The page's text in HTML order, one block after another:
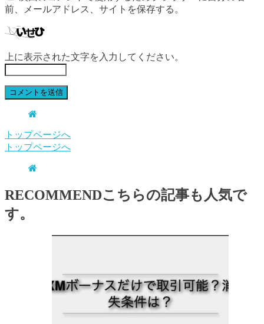
前、メールアドレス、サイトを保存する。
上に表示された文字を入力してください。
トップページへ
トップページへ
RECOMMENDこちらの記事も人気で
す。